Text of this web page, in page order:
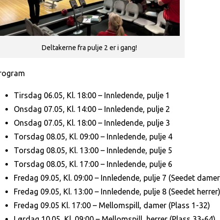
Deltakerne fra pulje 2 er i gang!
Tirsdag 06.05, Kl. 18:00 – Innledende, pulje 1
Onsdag 07.05, Kl. 14:00 – Innledende, pulje 2
Onsdag 07.05, Kl. 18:00 – Innledende, pulje 3
Torsdag 08.05, Kl. 09:00 – Innledende, pulje 4
Torsdag 08.05, Kl. 13:00 – Innledende, pulje 5
Torsdag 08.05, Kl. 17:00 – Innledende, pulje 6
Fredag 09.05, Kl. 09:00 – Innledende, pulje 7 (Seedet
Fredag 09.05, Kl. 13:00 – Innledende, pulje 8 (Seedet herrer)
Fredag 09.05 Kl. 17:00 – Mellomspill, damer (Plass 1-32)